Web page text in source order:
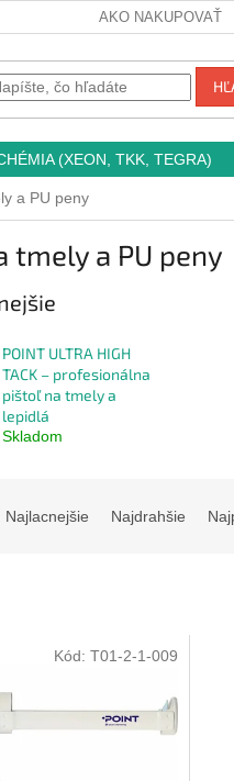
AKO NAKUPOVAŤ
(XEON, TKK, TEGRA)
a PU peny
tmely a PU peny
POINT ULTRA HIGH
TACK – profesionálna
pištoľ na tmely a
lepidlá
Skladom
Najlacnejšie Najdrahšie
Kód: T01-2-1-009